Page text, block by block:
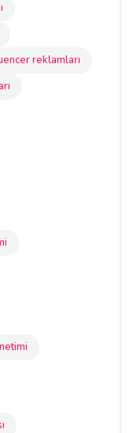
reklamları